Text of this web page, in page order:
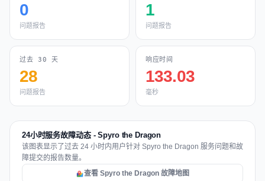
0
问题报告
1
问题报告
过去 30 天
28
问题报告
响应时间
133.03
毫秒
24小时服务故障动态 - Spyro the Dragon
该图表显示了过去 24 小时内用户针对 Spyro the Dragon 服务问题和故
障提交的报告数量。
查看 Spyro the Dragon 故障地图